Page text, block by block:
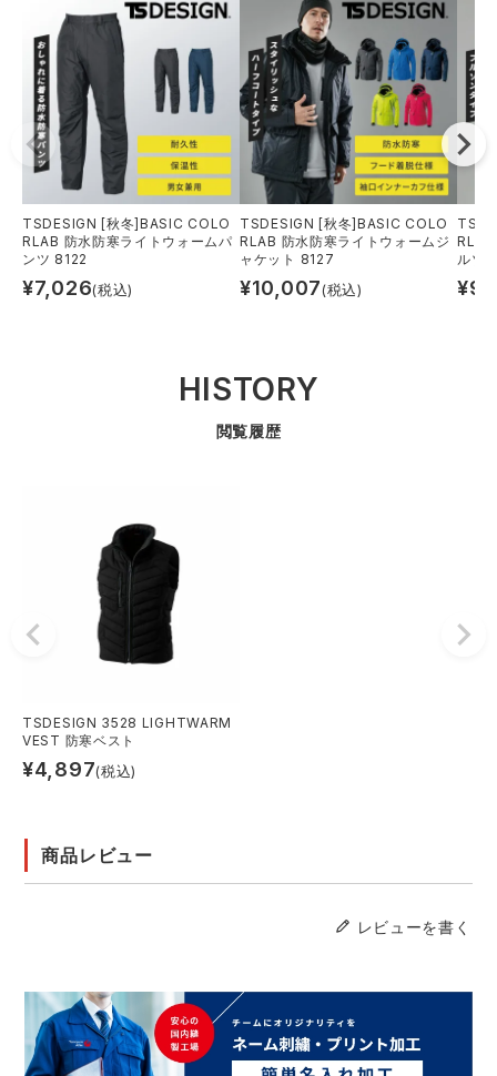
TSDESIGN [秋冬]BASIC COLO
RLAB 防水防寒ライトウォームパ
ンツ 8122
¥7,026(税込)
TSDESIGN [秋冬]BASIC COLO
RLAB 防水防寒ライトウォームジ
ャケット 8127
¥10,007(税込)
ルゾ
¥
HISTORY
閲覧履歴
TSDESIGN 3528 LIGHTWARM
VEST 防寒ベスト
¥4,897(税込)
商品レビュー
レビューを書く